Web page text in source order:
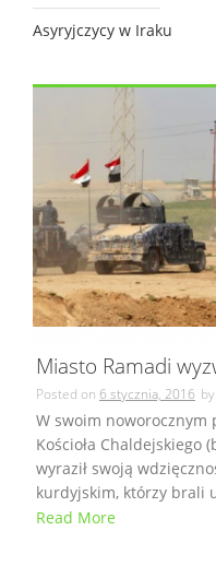
Asyryjczycy w Iraku
Miasto Ramadi
Posted on 6 stycznia, 2016 by
W swoim noworocznym
Kościoła Chaldejskiego
wyraził swoją
kurdyjskim, którzy brali
Read More